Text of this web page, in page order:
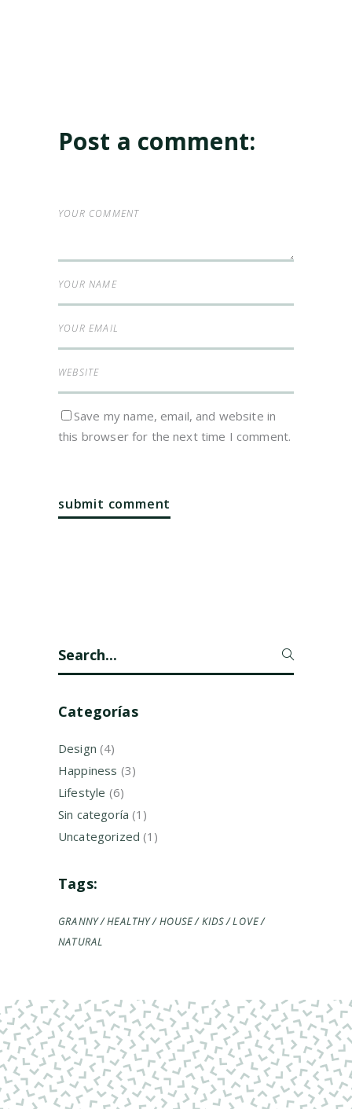
Post a comment:
Save my name, email, and website in
this browser for the next time I comment.
Categorías
Design (4)
Happiness (3)
Lifestyle (6)
Sin categoría (1)
Uncategorized (1)
Tags:
GRANNY HEALTHY HOUSE KIDS
LOVE
NATURAL